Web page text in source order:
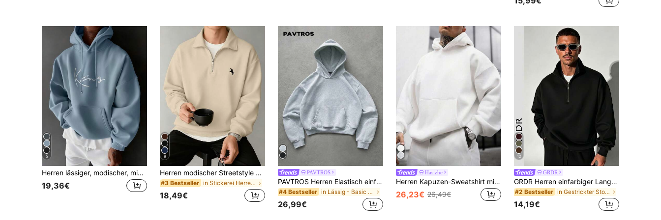
5
Herren lässiger, modischer, minimalistischer Hoodie mit Buchstaben-Muster, Kängurutasche und Kordelzug, thermisch gefüttert, für Herbst/Winter
19,36€
9
Herren modischer Streetstyle Lässig bedruckter Reißverschluss Kapuzenpullover, Herbst/Winter
#3 Bestseller in Stickerei Herren Sweatshirts
18,49€
PAVTROS
PAVTROS Herren Elastisch einfarbiger Streetstyle Grau Sweatshirt, Herren Sportbekleidung, Herren Pullover Sweatshirt
#4 Bestseller in Lässig - Basic Herren Hoodies
26,99€
Hasizhe
Herren Kapuzen-Sweatshirt mit Kängurutasche und Dropped Shoulder, Herbst, Langarm Oberteil
26,23€ 26,49€
12
GRDR
GRDR Herren einfarbiger Langarm Reißverschluss Pullover Sweatshirt, Herbst/Winter
#2 Bestseller in Gestrickter Stoff Herren Sweatshirts
14,19€